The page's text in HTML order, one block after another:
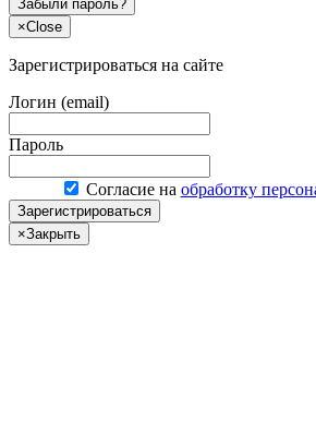
Забыли пароль?
×Close
Зарегистрироваться на сайте
Логин (email)
Пароль
Согласие на обработку
Зарегистрироваться
×Закрыть